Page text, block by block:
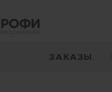
ЗАКАЗЫ